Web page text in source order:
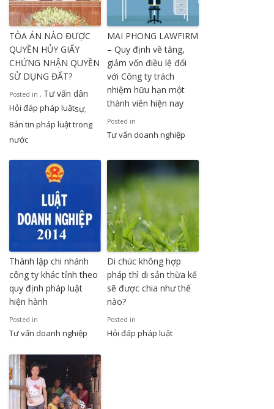
TÒA ÁN NÀO ĐƯỢC
QUYỀN HỦY GIẤY
CHỨNG NHẬN QUYỀN
SỬ DỤNG ĐẤT?
Posted in
Hỏi đáp pháp luật
, Tư vấn dân
sự,
Bản tin pháp luật trong
nước
MAI PHONG LAWFIRM
– Quy định về tăng,
giảm vốn điều lệ đối
với Công ty trách
nhiệm hữu hạn một
thành viên hiện nay
Posted in
Tư vấn doanh nghiệp
Thành lập chi nhánh
công ty khác tỉnh theo
quy định pháp luật
hiện hành
Posted in
Tư vấn doanh nghiệp
Di chúc không hợp
pháp thì di sản thừa kế
sẽ được chia như thế
nào?
Posted in
Hỏi đáp pháp luật